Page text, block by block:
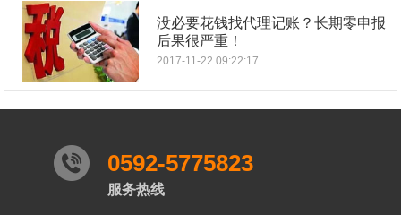
没必要花钱找代理记账？长期零申报
后果很严重！
2017-11-22 09:22:17
0592-5775823
服务热线